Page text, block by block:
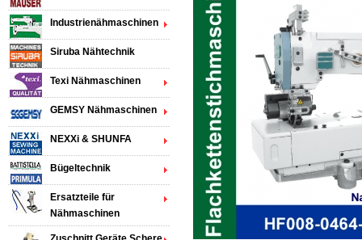
Industrienähmaschinen
Siruba Nähtechnik
Texi Nähmaschinen
GEMSY Nähmaschinen
NEXXi & SHUNFA
Bügeltechnik
Ersatzteile für
Nähmaschinen